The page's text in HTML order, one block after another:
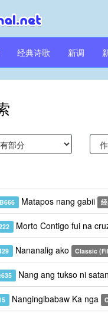
经典诗歌 新调
Matapos nang gabii
Morto Contigo fui na
Nananalig ako Classic
Nang ang tukso ni
Nangingibabaw Ka nga